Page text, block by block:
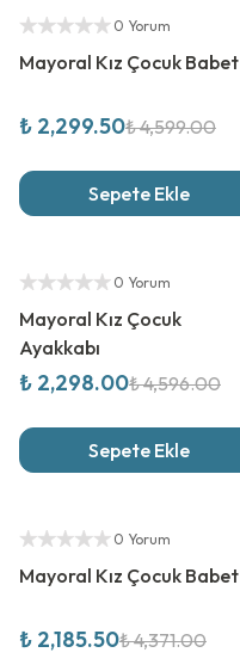
Yetkili Satıcı
0 Yorum
Mayoral Kız Çocuk Babet
₺ 2,299.50₺ 4,599.00
Sepete Ekle
Yetkili Satıcı
0 Yorum
Mayoral Kız Çocuk
Ayakkabı
₺ 2,298.00₺ 4,596.00
Sepete Ekle
Yetkili Satıcı
0 Yorum
Mayoral Kız Çocuk Babet
₺ 2,185.50₺ 4,371.00